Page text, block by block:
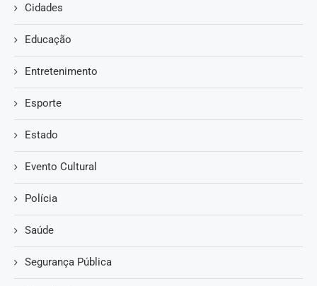
Cidades
Educação
Entretenimento
Esporte
Estado
Evento Cultural
Polícia
Saúde
Segurança Pública